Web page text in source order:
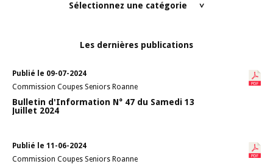
Sélectionnez une catégorie >
Les dernières publications
Publié le 09-07-2024
Commission Coupes Seniors Roanne
Bulletin d'Information N° 47 du Samedi 13
Juillet 2024
Publié le 11-06-2024
Commission Coupes Seniors Roanne